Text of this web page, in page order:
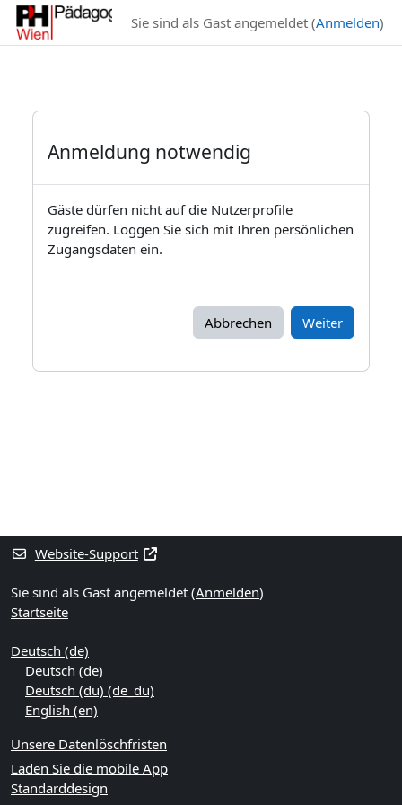
Zum Hauptinhalt
Sie sind als Gast angemeldet (Anmelden)
Anmeldung notwendig
Gäste dürfen nicht auf die Nutzerprofile
zugreifen. Loggen Sie sich mit Ihren persönlichen
Zugangsdaten ein.
Abbrechen Weiter
Website-Support
Sie sind als Gast angemeldet (Anmelden)
Startseite
Deutsch ‎(de)‎
Deutsch ‎(de)‎
Deutsch (du) ‎(de_du)‎
English ‎(en)‎
Unsere Datenlöschfristen
Laden Sie die mobile App
Standarddesign